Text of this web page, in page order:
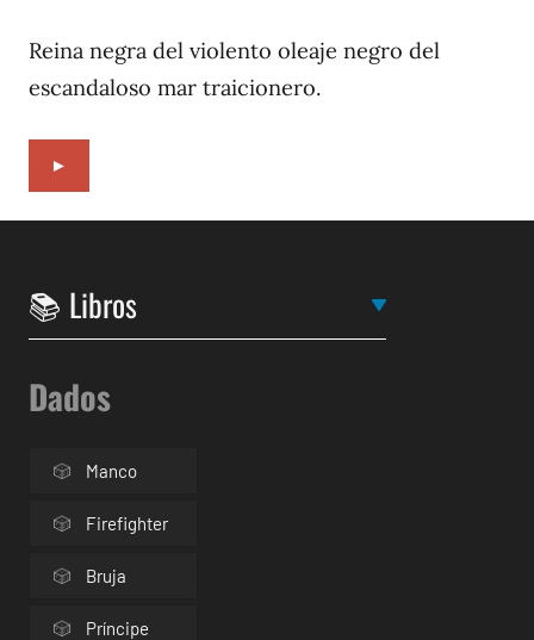
1996
Reina negra del violento oleaje negro del
escandaloso mar traicionero.
►
Dados
Manco
Firefighter
Bruja
Príncipe